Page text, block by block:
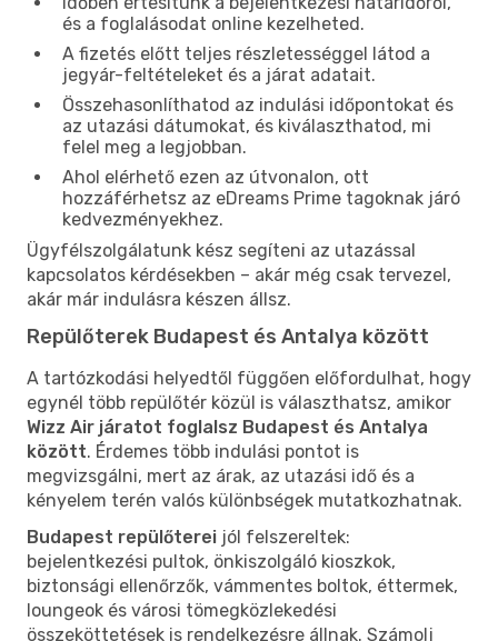
és a foglalásodat online kezelheted.
A fizetés előtt teljes részletességgel látod a
jegyár-feltételeket és a járat adatait.
Összehasonlíthatod az indulási időpontokat és
az utazási dátumokat, és kiválaszthatod, mi
felel meg a legjobban.
Ahol elérhető ezen az útvonalon, ott
hozzáférhetsz az eDreams Prime tagoknak járó
kedvezményekhez.
Ügyfélszolgálatunk kész segíteni az utazással
kapcsolatos kérdésekben – akár még csak tervezel,
akár már indulásra készen állsz.
Repülőterek Budapest és Antalya között
A tartózkodási helyedtől függően előfordulhat, hogy
egynél több repülőtér közül is választhatsz, amikor
Wizz Air járatot foglalsz Budapest és Antalya
között. Érdemes több indulási pontot is
megvizsgálni, mert az árak, az utazási idő és a
kényelem terén valós különbségek mutatkozhatnak.
Budapest repülőterei jól felszereltek:
bejelentkezési pultok, önkiszolgáló kioszkok,
biztonsági ellenőrzők, vámmentes boltok, éttermek,
loungeok és városi tömegközlekedési
összeköttetések is rendelkezésre állnak. Számolj